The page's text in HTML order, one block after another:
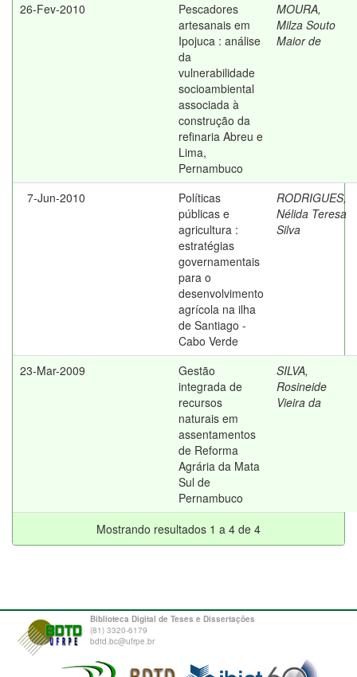
26-Fev-2010
Pescadores
artesanais em
Ipojuca : análise
da
vulnerabilidade
socioambiental
associada à
construção da
refinaria Abreu e
Lima,
Pernambuco
MOURA,
Milza Souto
Maior de
7-Jun-2010
Políticas
públicas e
agricultura :
estratégias
governamentais
para o
desenvolvimento
agrícola na ilha
de Santiago -
Cabo Verde
RODRIGUES,
Nélida Teresa
Silva
23-Mar-2009
Gestão
integrada de
recursos
naturais em
assentamentos
de Reforma
Agrária da Mata
Sul de
Pernambuco
SILVA,
Rosineide
Vieira da
Mostrando resultados 1 a 4 de 4
Biblioteca Digital de Teses e Dissertações
(81) 3320-6179
bdtd.bc@ufrpe.br